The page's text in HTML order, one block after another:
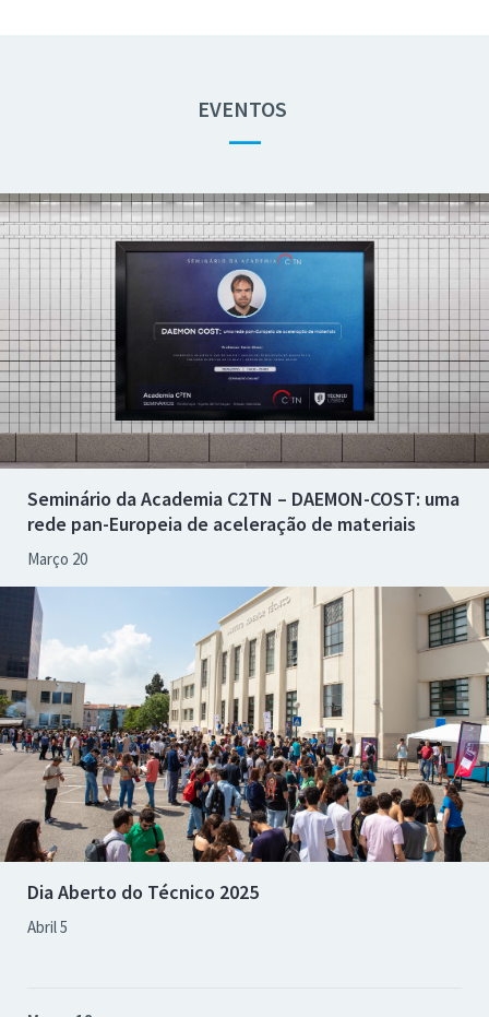
EVENTOS
—
Seminário da Academia C2TN – DAEMON-COST: uma
rede pan-Europeia de aceleração de materiais
Março 20
Dia Aberto do Técnico 2025
Abril 5